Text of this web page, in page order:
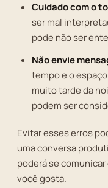
Cuidado com o
ser mal
pode não ser
Não envie
tempo e o
muito tarde da
podem ser
Evitar esses erros
uma conversa
poderá se
você gosta.